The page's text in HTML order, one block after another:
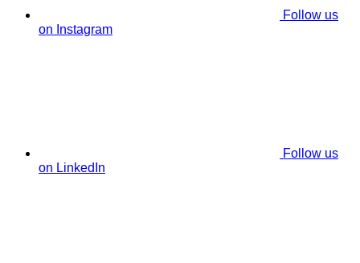
Follow us
on Instagram
Follow us
on LinkedIn